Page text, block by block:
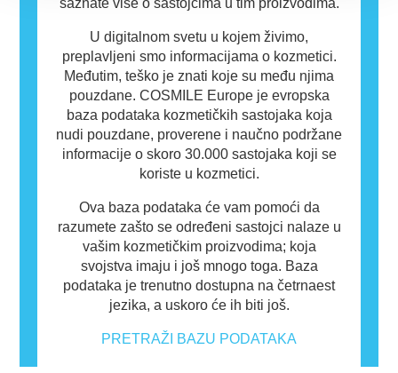
U digitalnom svetu u kojem živimo,
preplavljeni smo informacijama o kozmetici.
Međutim, teško je znati koje su među njima
pouzdane. COSMILE Europe je evropska
baza podataka kozmetičkih sastojaka koja
nudi pouzdane, proverene i naučno podržane
informacije o skoro 30.000 sastojaka koji se
koriste u kozmetici.
Ova baza podataka će vam pomoći da
razumete zašto se određeni sastojci nalaze u
vašim kozmetičkim proizvodima; koja
svojstva imaju i još mnogo toga. Baza
podataka je trenutno dostupna na četrnaest
jezika, a uskoro će ih biti još.
PRETRAŽI BAZU PODATAKA